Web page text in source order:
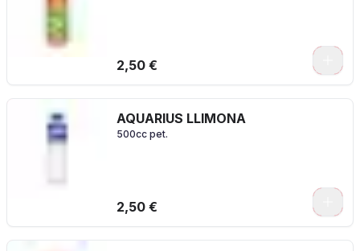
2,50 €
AQUARIUS LLIMONA
500cc pet.
2,50 €